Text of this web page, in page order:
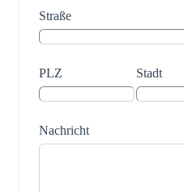
Straße
PLZ Stadt
Nachricht